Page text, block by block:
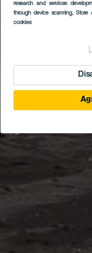
research and services
through device scanning, Store
cookies